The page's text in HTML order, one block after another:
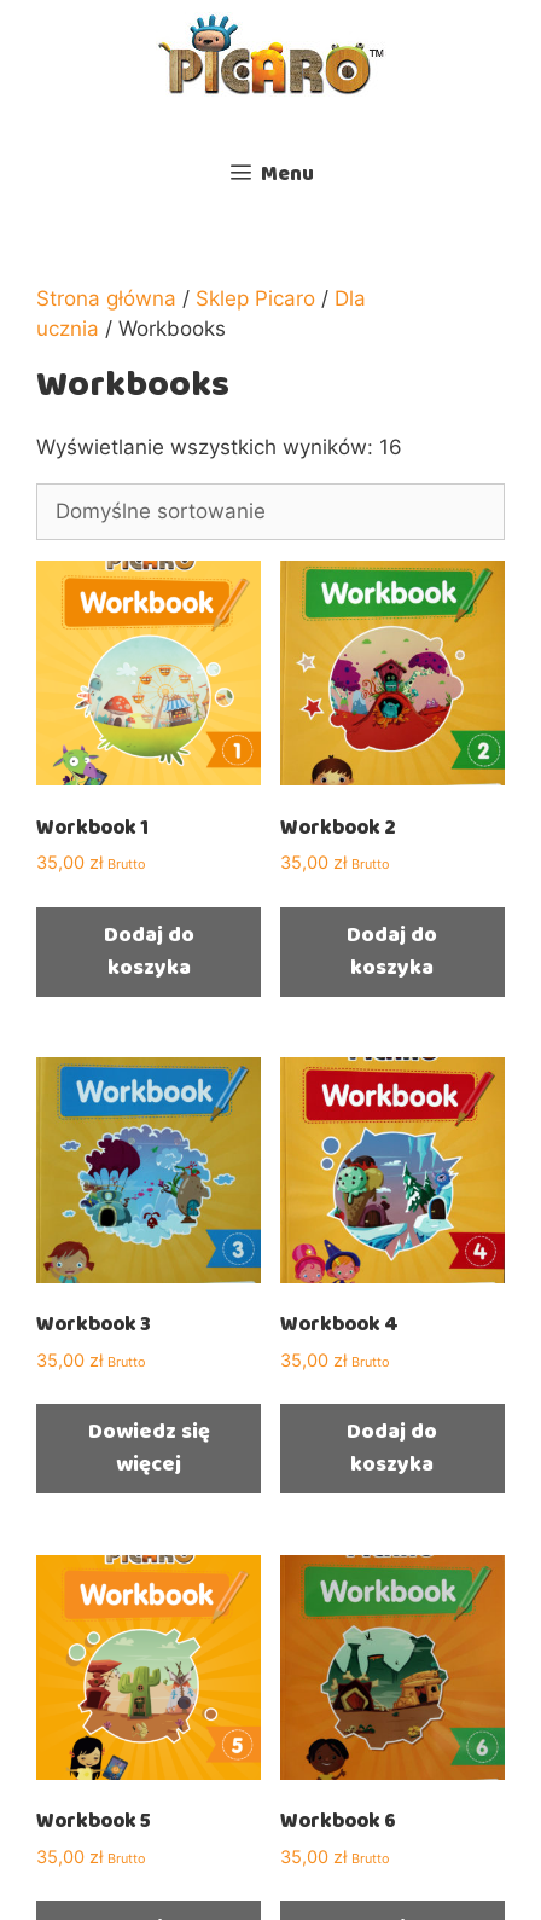
Menu
Strona główna / Sklep Picaro / Dla
ucznia / Workbooks
Workbooks
Wyświetlanie wszystkich wyników: 16
Workbook 1
35,00 zł Brutto
Dodaj do
koszyka
Workbook 2
35,00 zł Brutto
Dodaj do
koszyka
Workbook 3
35,00 zł Brutto
Dowiedz się
więcej
Workbook 4
35,00 zł Brutto
Dodaj do
koszyka
Workbook 5
35,00 zł Brutto
Workbook 6
35,00 zł Brutto